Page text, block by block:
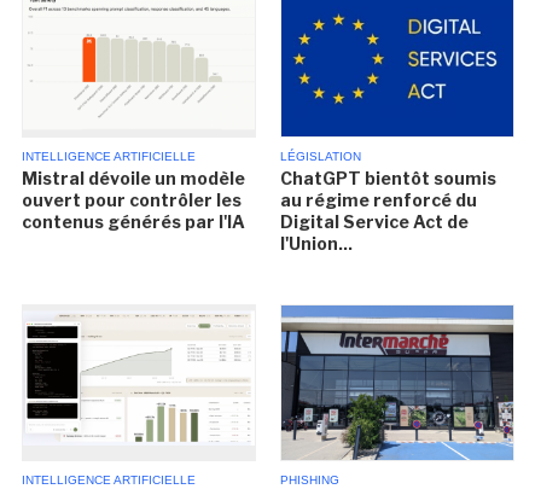
INTELLIGENCE ARTIFICIELLE
Mistral dévoile un modèle
ouvert pour contrôler les
contenus générés par l'IA
LÉGISLATION
ChatGPT bientôt soumis
au régime renforcé du
Digital Service Act de
l'Union...
INTELLIGENCE ARTIFICIELLE PHISHING